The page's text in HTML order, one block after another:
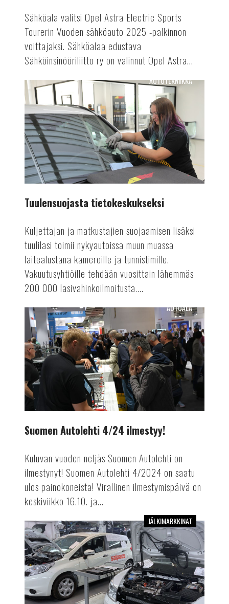
Sähköala valitsi Opel Astra Electric Sports
Tourerin Vuoden sähköauto 2025 -palkinnon
voittajaksi. Sähköalaa edustava
Sähköinsinööriliitto ry on valinnut Opel Astra...
Tuulensuojasta
tietokeskukseksi
AUTOTEKNIIKKA
Tuulensuojasta tietokeskukseksi
Kuljettajan ja matkustajien suojaamisen lisäksi
tuulilasi toimii nykyautoissa muun muassa
laitealustana kameroille ja tunnistimille.
Vakuutusyhtiöille tehdään vuosittain lähemmäs
200 000 lasivahinkoilmoitusta....
Suomen
Autolehti
4/24
ilmestyy!
AUTOALA
Suomen Autolehti 4/24 ilmestyy!
Kuluvan vuoden neljäs Suomen Autolehti on
ilmestynyt! Suomen Autolehti 4/2024 on saatu
ulos painokoneista! Virallinen ilmestymispäivä on
keskiviikko 16.10. ja...
Mekaanikosta
autoinsinööriksi
JÄLKIMARKKINAT